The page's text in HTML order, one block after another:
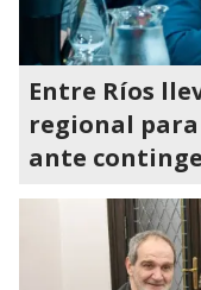
Entre Ríos
regional
ante